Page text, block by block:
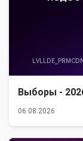
Выборы -
06.08.2026